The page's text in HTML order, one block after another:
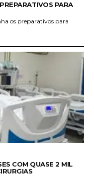
PARA
os preparativos para
COM QUASE 2 MIL